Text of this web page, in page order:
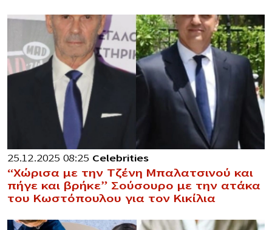
25.12.2025 08:25 Celebrities
“Χώρισα με την Τζένη Μπαλατσινού και
πήγε και βρήκε” Σούσουρο με την ατάκα
του Κωστόπουλου για τον Κικίλια